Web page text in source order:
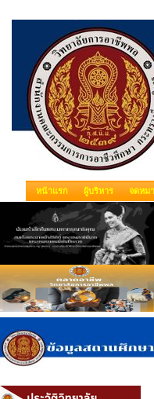
หน้าแรก ผู้บริหาร จดหม